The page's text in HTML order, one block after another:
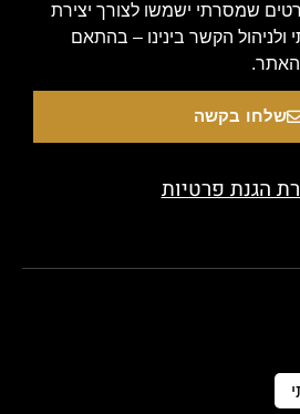
שמסרתי ישמשו לצורך יצירת
ולניהול הקשר בינינו – בהתאם
האתר.
שלחו בקשה
הגנת פרטיות
Copyright 2020 © All rights